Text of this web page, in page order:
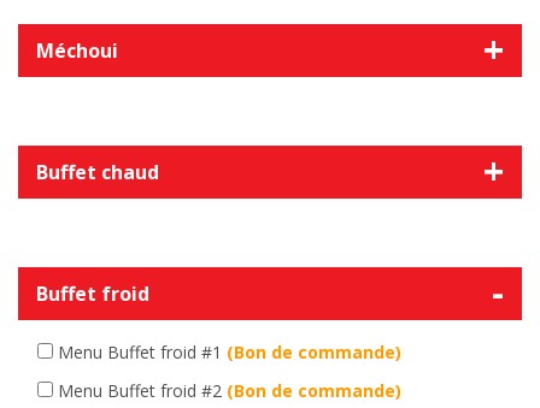
Méchoui
Buffet chaud
​Buffet froid
Menu Buffet froid #1 (Bon de commande)
Menu Buffet froid #2 (Bon de commande)